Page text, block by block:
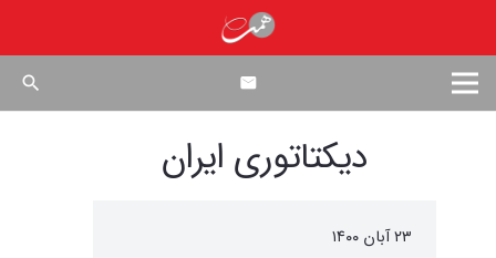
search
دیکتاتوری ایران
۲۳ آبان ۱۴۰۰